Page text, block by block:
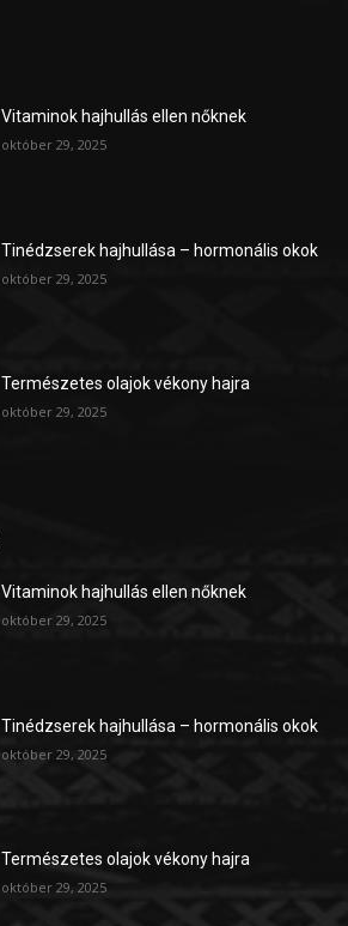
Vitaminok hajhullás ellen nőknek
október 29, 2025
Tinédzserek hajhullása – hormonális okok
október 29, 2025
Természetes olajok vékony hajra
október 29, 2025
Vitaminok hajhullás ellen nőknek
október 29, 2025
Tinédzserek hajhullása – hormonális okok
október 29, 2025
Természetes olajok vékony hajra
október 29, 2025